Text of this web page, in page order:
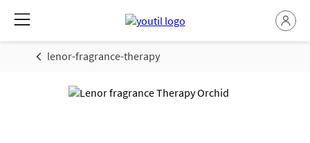
lenor-fragrance-therapy